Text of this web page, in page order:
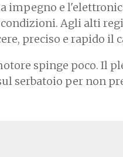
impegno e
Agli alti
preciso e rapido il
spinge poco. Il
serbatoio per non